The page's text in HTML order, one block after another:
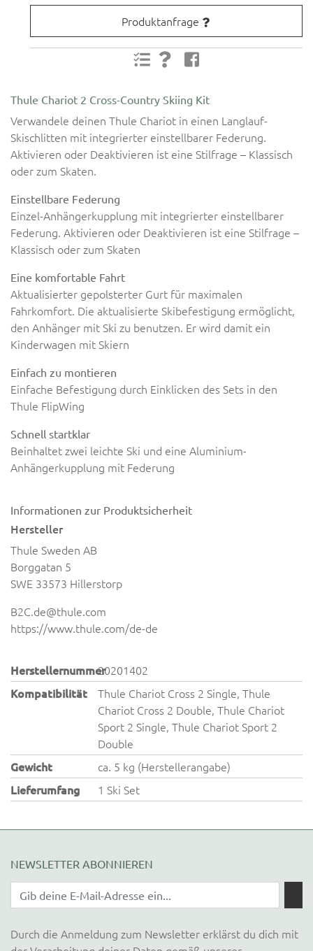
Produktanfrage
Thule Chariot 2 Cross-Country Skiing Kit
Verwandele deinen Thule Chariot in einen Langlauf-
Skischlitten mit integrierter einstellbarer Federung.
Aktivieren oder Deaktivieren ist eine Stilfrage – Klassisch
oder zum Skaten.
Einstellbare Federung
Einzel-Anhängerkupplung mit integrierter einstellbarer
Federung. Aktivieren oder Deaktivieren ist eine Stilfrage –
Klassisch oder zum Skaten
Eine komfortable Fahrt
Aktualisierter gepolsterter Gurt für maximalen
Fahrkomfort. Die aktualisierte Skibefestigung ermöglicht,
den Anhänger mit Ski zu benutzen. Er wird damit ein
Kinderwagen mit Skiern
Einfach zu montieren
Einfache Befestigung durch Einklicken des Sets in den
Thule FlipWing
Schnell startklar
Beinhaltet zwei leichte Ski und eine Aluminium-
Anhängerkupplung mit Federung
Informationen zur Produktsicherheit
Hersteller
Thule Sweden AB
Borggatan 5
SWE 33573 Hillerstorp
B2C.de@thule.com
https://www.thule.com/de-de
Herstellernummer20201402
Kompatibilität
Thule Chariot Cross 2 Single, Thule
Chariot Cross 2 Double, Thule Chariot
Sport 2 Single, Thule Chariot Sport 2
Double
Gewicht
ca. 5 kg (Herstellerangabe)
Lieferumfang
1 Ski Set
NEWSLETTER ABONNIEREN
Durch die Anmeldung zum Newsletter erklärst du dich mit